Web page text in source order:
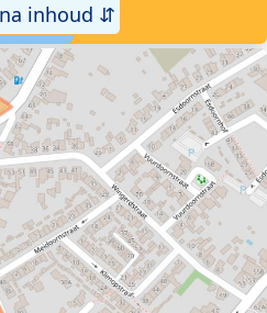
inhoud ⇵